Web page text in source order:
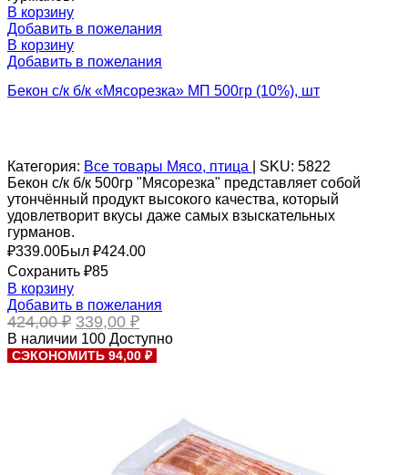
В корзину
Добавить в пожелания
В корзину
Добавить в пожелания
Бекон с/к б/к «Мясорезка» МП 500гр (10%), шт
Категория: Все товары Мясо, птица SKU: 5822
Бекон с/к б/к 500гр "Мясорезка" представляет собой
утончённый продукт высокого качества, который
удовлетворит вкусы даже самых взыскательных
гурманов.
₽339.00Был ₽424.00
Сохранить ₽85
В корзину
Добавить в пожелания
424,00₽ Первоначальная
цена
составляла
339,00 ₽Текущая
цена:
339,00 ₽.
В наличии 100 Доступно
СЭКОНОМИТЬ 94,00 ₽